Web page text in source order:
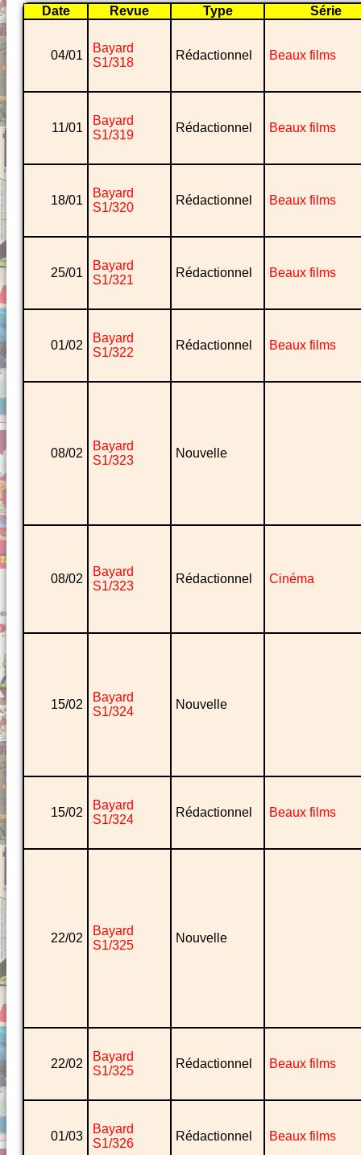
Date Revue Type Série
04/01
Bayard
S1/318
Rédactionnel Beaux films
11/01
Bayard
S1/319
Rédactionnel Beaux films
18/01
Bayard
S1/320
Rédactionnel Beaux films
25/01
Bayard
S1/321
Rédactionnel Beaux films
01/02
Bayard
S1/322
Rédactionnel Beaux films
08/02
Bayard
S1/323
Nouvelle
08/02
Bayard
S1/323
Rédactionnel Cinéma
15/02
Bayard
S1/324
Nouvelle
15/02
Bayard
S1/324
Rédactionnel Beaux films
22/02
Bayard
S1/325
Nouvelle
22/02
Bayard
S1/325
Rédactionnel Beaux films
01/03
Bayard
S1/326
Rédactionnel Beaux films